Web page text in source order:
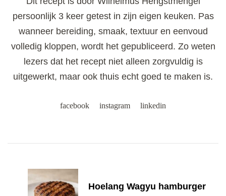
persoonlijk 3 keer getest in zijn eigen keuken. Pas
wanneer bereiding, smaak, textuur en eenvoud
volledig kloppen, wordt het gepubliceerd. Zo weten
lezers dat het recept niet alleen zorgvuldig is
uitgewerkt, maar ook thuis echt goed te maken is.
facebook instagram linkedin
Navigation
Hoelang Wagyu hamburger